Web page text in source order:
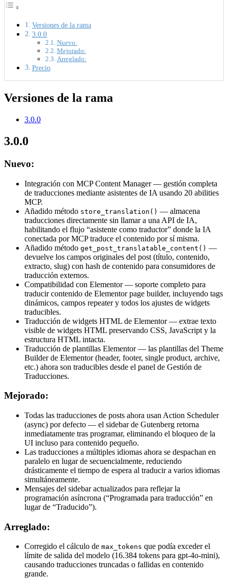
Versiones de la rama
3.0.0
Nuevo:
Mejorado:
Arreglado:
Precio
Versiones de la rama
3.0.0
3.0.0
Nuevo:
Integración con MCP Content Manager — gestión completa
de traducciones mediante asistentes de IA usando 20 abilities
MCP.
Añadido método store_translation() — almacena
traducciones directamente sin llamar a una API de IA,
habilitando el flujo “asistente como traductor” donde la IA
conectada por MCP traduce el contenido por sí misma.
Añadido método get_post_translatable_content() —
devuelve los campos originales del post (título, contenido,
extracto, slug) con hash de contenido para consumidores de
traducción externos.
Compatibilidad con Elementor — soporte completo para
traducir contenido de Elementor page builder, incluyendo tags
dinámicos, campos repeater y todos los ajustes de widgets
traducibles.
Traducción de widgets HTML de Elementor — extrae texto
visible de widgets HTML preservando CSS, JavaScript y la
estructura HTML intacta.
Traducción de plantillas Elementor — las plantillas del Theme
Builder de Elementor (header, footer, single product, archive,
etc.) ahora son traducibles desde el panel de Gestión de
Traducciones.
Mejorado:
Todas las traducciones de posts ahora usan Action Scheduler
(async) por defecto — el sidebar de Gutenberg retorna
inmediatamente tras programar, eliminando el bloqueo de la
UI incluso para contenido pequeño.
Las traducciones a múltiples idiomas ahora se despachan en
paralelo en lugar de secuencialmente, reduciendo
drásticamente el tiempo de espera al traducir a varios idiomas
simultáneamente.
Mensajes del sidebar actualizados para reflejar la
programación asíncrona (“Programada para traducción” en
lugar de “Traducido”).
Arreglado:
Corregido el cálculo de max_tokens que podía exceder el
límite de salida del modelo (16.384 tokens para gpt-4o-mini),
causando traducciones truncadas o fallidas en contenido
grande.